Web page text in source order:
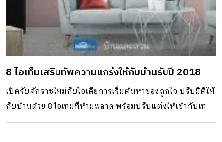
8 ไอเท็มเสริมทัพความแกร่งให้กับบ้านรับปี 2018
เปิดรับศักราชใหม่กับไอเดียการเริ่มต้นหาของถูกใจ ปรับมิติให้
กับบ้านด้วย 8 ไอเทมที่ห้ามพลาด พร้อมปรับแต่งให้เข้ากับเท
รนด์บ้านปี 2018